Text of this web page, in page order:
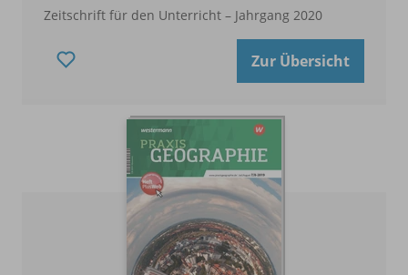
Zeitschrift für den Unterricht – Jahrgang 2020
Zur Übersicht